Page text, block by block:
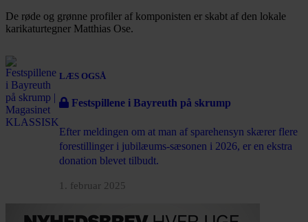
De røde og grønne profiler af komponisten er skabt af den lokale
karikaturtegner Matthias Ose.
LÆS OGSÅ
Festspillene i Bayreuth på skrump
Efter meldingen om at man af sparehensyn skærer flere
forestillinger i jubilæums-sæsonen i 2026, er en ekstra
donation blevet tilbudt.
1. februar 2025